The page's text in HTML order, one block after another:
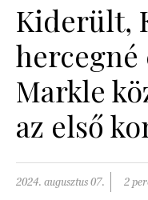
SZÉPSÉG
PÁRKAPCSOLAT
Kiderült,
hercegné
Markle
az első
2024. augusztus 07. 2